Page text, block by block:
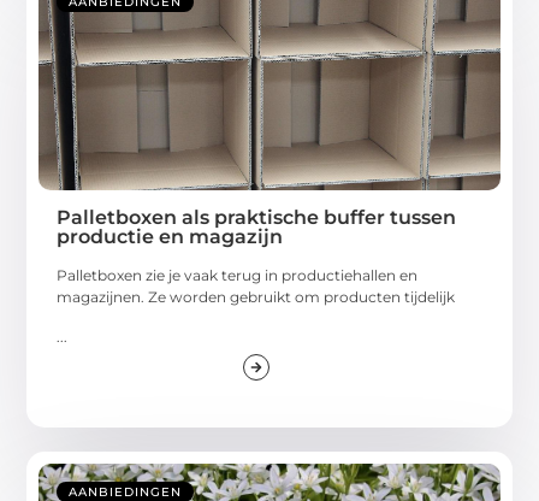
Palletboxen als praktische buffer tussen
productie en magazijn
Palletboxen zie je vaak terug in productiehallen en
magazijnen. Ze worden gebruikt om producten tijdelijk
AANBIEDINGEN